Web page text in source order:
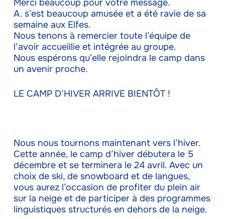
Merci beaucoup pour votre message.
A. s’est beaucoup amusée et a été ravie de sa
semaine aux Elfes.
Nous tenons à remercier toute l’équipe de
l’avoir accueillie et intégrée au groupe.
Nous espérons qu’elle rejoindra le camp dans
un avenir proche.
LE CAMP D’HIVER ARRIVE BIENTÔT !
Nous nous tournons maintenant vers l’hiver.
Cette année, le camp d’hiver débutera le 5
décembre et se terminera le 24 avril. Avec un
choix de ski, de snowboard et de langues,
vous aurez l’occasion de profiter du plein air
sur la neige et de participer à des programmes
linguistiques structurés en dehors de la neige.